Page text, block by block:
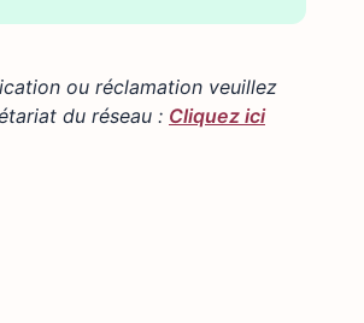
ou réclamation veuillez
du réseau : Cliquez ici